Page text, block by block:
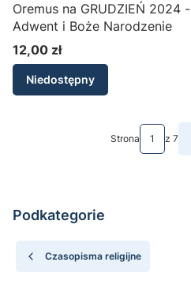
Oremus na GRUDZIEŃ 2024 - Twój Przewodnik przez
Adwent i Boże Narodzenie
Cena
12,00 zł
Niedostępny
Strona z 7
Podkategorie
Czasopisma religijne